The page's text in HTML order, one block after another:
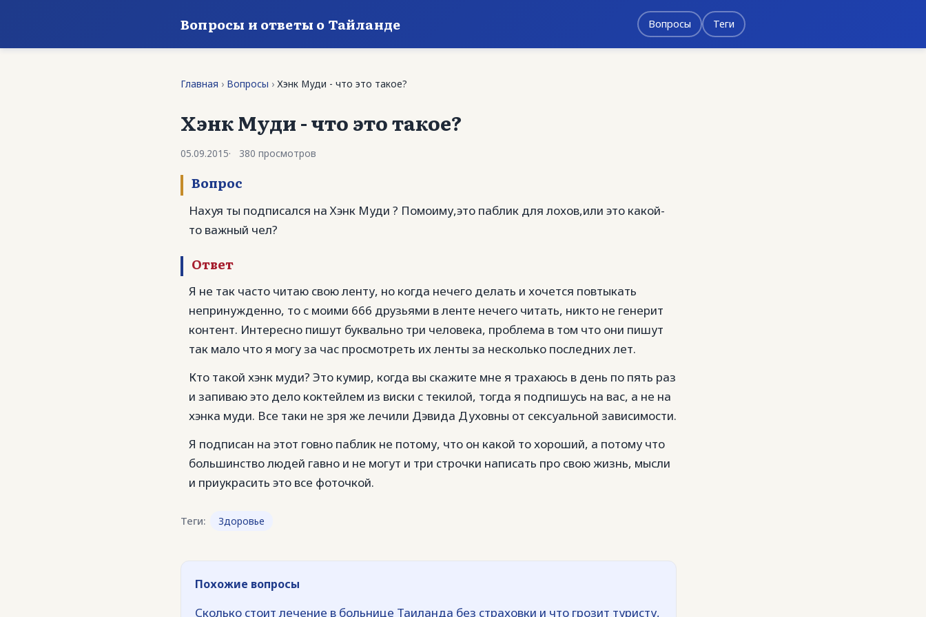
Вопросы и ответы о Тайланде Вопросы Теги
Главная › Вопросы › Хэнк Муди - что это такое?
Хэнк Муди - что это такое?
05.09.2015 380 просмотров
Вопрос
Нахуя ты подписался на Хэнк Муди ? Помоиму,это паблик для лохов,или это какой-
то важный чел?
Ответ
Я не так часто читаю свою ленту, но когда нечего делать и хочется повтыкать
непринужденно, то с моими 666 друзьями в ленте нечего читать, никто не генерит
контент. Интересно пишут буквально три человека, проблема в том что они пишут
так мало что я могу за час просмотреть их ленты за несколько последних лет.
Кто такой хэнк муди? Это кумир, когда вы скажите мне я трахаюсь в день по пять раз
и запиваю это дело коктейлем из виски с текилой, тогда я подпишусь на вас, а не на
хэнка муди. Все таки не зря же лечили Дэвида Духовны от сексуальной зависимости.
Я подписан на этот говно паблик не потому, что он какой то хороший, а потому что
большинство людей гавно и не могут и три строчки написать про свою жизнь, мысли
и приукрасить это все фоточкой.
Теги: Здоровье
Похожие вопросы
Сколько стоит лечение в больнице Таиланда без страховки и что грозит туристу,